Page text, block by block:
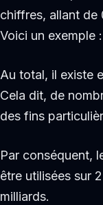
chiffres, allant de
Voici un exemple
Au total, il existe
Cela dit, de
des fins
Par conséquent,
être utilisées sur
milliards.